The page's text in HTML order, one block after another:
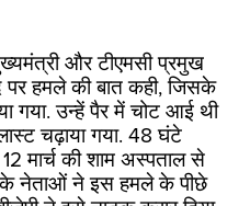
और टीएमसी प्रमुख
पर हमले की बात कही, जिसके
गया. उन्हें पैर में चोट आई थी
चढ़ाया गया. 48 घंटे
मार्च की शाम अस्पताल से
के नेताओं ने इस हमले के पीछे